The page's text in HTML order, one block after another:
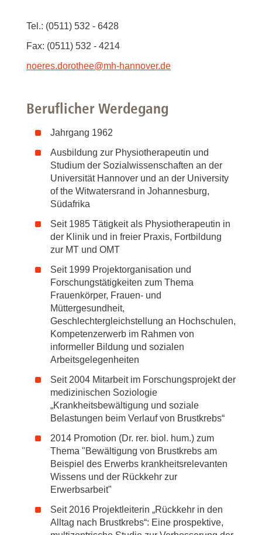
Tel.: (0511) 532 - 6428
Fax: (0511) 532 - 4214
noeres.dorothee@mh-hannover.de
Beruflicher Werdegang
Jahrgang 1962
Ausbildung zur Physiotherapeutin und
Studium der Sozialwissenschaften an der
Universität Hannover und an der University
of the Witwatersrand in Johannesburg,
Südafrika
Seit 1985 Tätigkeit als Physiotherapeutin in
der Klinik und in freier Praxis, Fortbildung
zur MT und OMT
Seit 1999 Projektorganisation und
Forschungstätigkeiten zum Thema
Frauenkörper, Frauen- und
Müttergesundheit,
Geschlechtergleichstellung an Hochschulen,
Kompetenzerwerb im Rahmen von
informeller Bildung und sozialen
Arbeitsgelegenheiten
Seit 2004 Mitarbeit im Forschungsprojekt der
medizinischen Soziologie
„Krankheitsbewältigung und soziale
Belastungen beim Verlauf von Brustkrebs“
2014 Promotion (Dr. rer. biol. hum.) zum
Thema "Bewältigung von Brustkrebs am
Beispiel des Erwerbs krankheitsrelevanten
Wissens und der Rückkehr zur
Erwerbsarbeit"
Seit 2016 Projektleiterin „Rückkehr in den
Alltag nach Brustkrebs“: Eine prospektive,